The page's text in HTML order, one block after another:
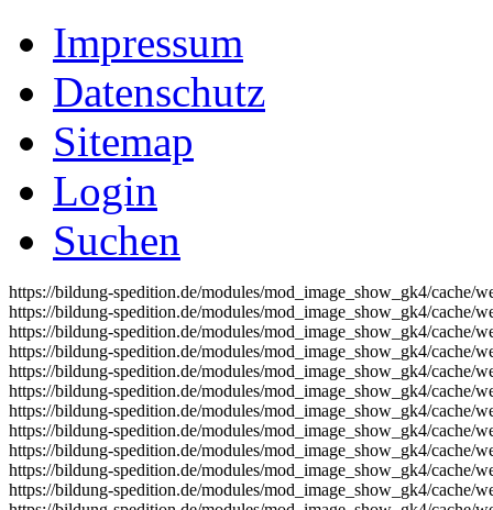
Impressum
Datenschutz
Sitemap
Login
Suchen
https://bildung-spedition.de/modules/mod_image_show_gk4/cache/
https://bildung-spedition.de/modules/mod_image_show_gk4/cache/
https://bildung-spedition.de/modules/mod_image_show_gk4/cache/
https://bildung-spedition.de/modules/mod_image_show_gk4/cache/
https://bildung-spedition.de/modules/mod_image_show_gk4/cache/
https://bildung-spedition.de/modules/mod_image_show_gk4/cache/
https://bildung-spedition.de/modules/mod_image_show_gk4/cache/
https://bildung-spedition.de/modules/mod_image_show_gk4/cache/
https://bildung-spedition.de/modules/mod_image_show_gk4/cache/
https://bildung-spedition.de/modules/mod_image_show_gk4/cache/
https://bildung-spedition.de/modules/mod_image_show_gk4/cache/